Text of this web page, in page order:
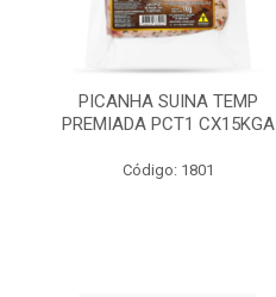
PICANHA SUINA TEMP
PREMIADA PCT1 CX15KGA
Código: 1801